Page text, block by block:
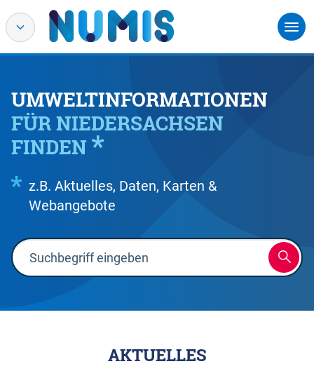
UMWELTINFORMATIONEN
FÜR NIEDERSACHSEN
FINDEN
z.B. Aktuelles, Daten, Karten &
Webangebote
AKTUELLES